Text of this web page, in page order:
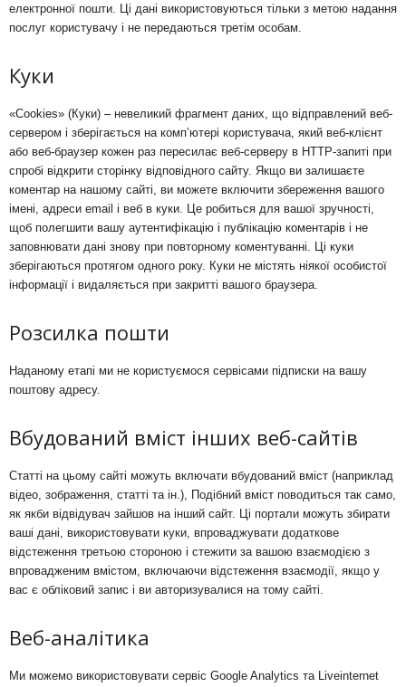
електронної пошти. Ці дані використовуються тільки з метою надання
послуг користувачу і не передаються третім особам.
Куки
«Cookies» (Куки) – невеликий фрагмент даних, що відправлений веб-
сервером і зберігається на комп’ютері користувача, який веб-клієнт
або веб-браузер кожен раз пересилає веб-серверу в HTTP-запиті при
спробі відкрити сторінку відповідного сайту. Якщо ви залишаєте
коментар на нашому сайті, ви можете включити збереження вашого
імені, адреси email і веб в куки. Це робиться для вашої зручності,
щоб полегшити вашу аутентифікацію і публікацію коментарів і не
заповнювати дані знову при повторному коментуванні. Ці куки
зберігаються протягом одного року. Куки не містять ніякої особистої
інформації і видаляється при закритті вашого браузера.
Розсилка пошти
Наданому етапі ми не користуємося сервісами підписки на вашу
поштову адресу.
Вбудований вміст інших веб-сайтів
Статті на цьому сайті можуть включати вбудований вміст (наприклад
відео, зображення, статті та ін.), Подібний вміст поводиться так само,
як якби відвідувач зайшов на інший сайт. Ці портали можуть збирати
ваші дані, використовувати куки, впроваджувати додаткове
відстеження третьою стороною і стежити за вашою взаємодією з
впровадженим вмістом, включаючи відстеження взаємодії, якщо у
вас є обліковий запис і ви авторизувалися на тому сайті.
Веб-аналітика
Ми можемо використовувати сервіс Google Analytics та Liveinternet